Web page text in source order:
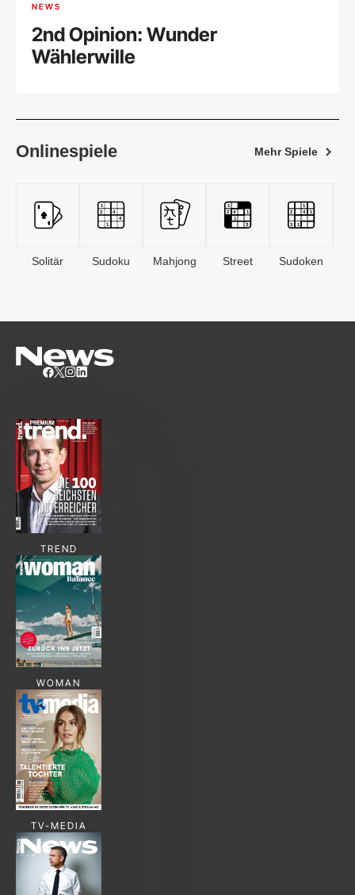
NEWS
2nd Opinion: Wunder
Wählerwille
Onlinespiele Mehr Spiele
Solitär Sudoku Mahjong Street Sudoken
TREND
WOMAN
TV-MEDIA